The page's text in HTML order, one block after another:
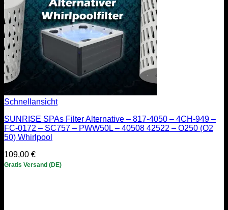
Schnellansicht
SUNRISE SPAs Filter Alternative – 817-4050 – 4CH-949 –
FC-0172 – SC757 – PWW50L – 40508 42522 – O250 (O2
50) Whirlpool
109,00 €
Gratis Versand (DE)